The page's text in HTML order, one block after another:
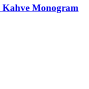
Kahve Monogram